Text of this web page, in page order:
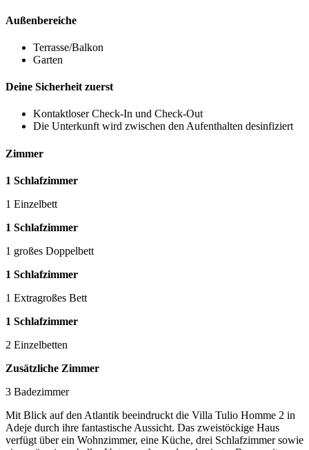
Außenbereiche
Terrasse/Balkon
Garten
Deine Sicherheit zuerst
Kontaktloser Check-In und Check-Out
Die Unterkunft wird zwischen den Aufenthalten desinfiziert
Zimmer
1 Schlafzimmer
1 Einzelbett
1 Schlafzimmer
1 großes Doppelbett
1 Schlafzimmer
1 Extragroßes Bett
1 Schlafzimmer
2 Einzelbetten
Zusätzliche Zimmer
3 Badezimmer
Mit Blick auf den Atlantik beeindruckt die Villa Tulio Homme 2 in
Adeje durch ihre fantastische Aussicht. Das zweistöckige Haus
verfügt über ein Wohnzimmer, eine Küche, drei Schlafzimmer sowie